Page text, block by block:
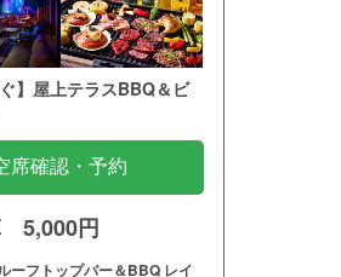
ぐ】屋上テラスBBQ＆ビ
席確認・予約
5,000円
ーフトップバー＆BBQ レイ